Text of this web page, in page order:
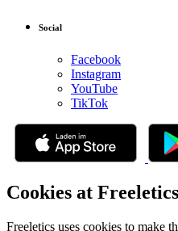
Social
Facebook
Instagram
YouTube
TikTok
Cookies at
Freeletics uses cookies to make